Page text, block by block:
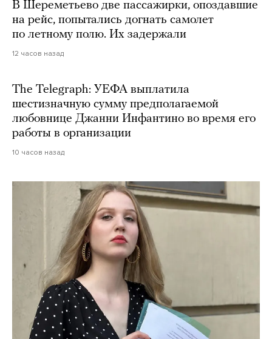
В Шереметьево две пассажирки, опоздавшие
на рейс, попытались догнать самолет
по летному полю. Их задержали
12 часов назад
The Telegraph: УЕФА выплатила
шестизначную сумму предполагаемой
любовнице Джанни Инфантино во время его
работы в организации
10 часов назад